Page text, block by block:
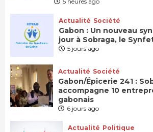
Actualité Société
Gabon : Un nouveau
jour à Sobraga, le
5 jours ago
Actualité Société
Gabon/Épicerie 241 :
accompagne 10
gabonais
6 jours ago
Actualité Politique